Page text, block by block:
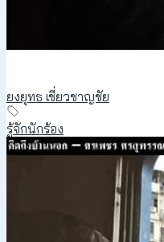
ยงยุทธ เชี่ยวชาญชัย
รู้จักนักร้อง